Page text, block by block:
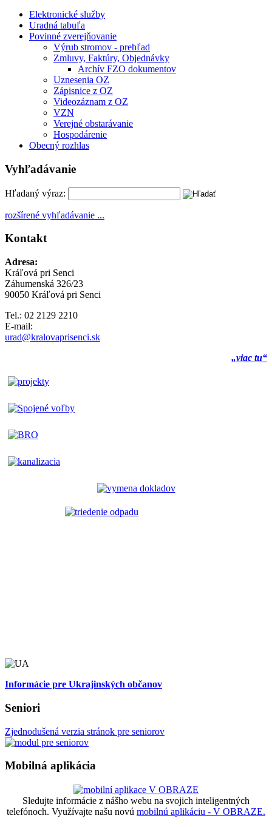
Elektronické služby
Uradná tabuľa
Povinné zverejňovanie
Výrub stromov - prehľad
Zmluvy, Faktúry, Objednávky
Archív FZO dokumentov
Uznesenia OZ
Zápisnice z OZ
Videozáznam z OZ
VZN
Verejné obstarávanie
Hospodárenie
Obecný rozhlas
Vyhľadávanie
Hľadaný výraz:
rozšírené vyhľadávanie ...
Kontakt
Adresa:
Kráľová pri Senci
Záhumenská 326/23
90050 Kráľová pri Senci
Tel.: 02 2129 2210
E-mail:
urad@kralovaprisenci.sk
„viac tu“
Informácie pre Ukrajinských občanov
Seniori
Zjednodušená verzia stránok pre seniorov
Mobilná aplikácia
Sledujte informácie z nášho webu na svojich inteligentných
telefónoch. Využívajte našu novú mobilnú aplikáciu - V OBRAZE.